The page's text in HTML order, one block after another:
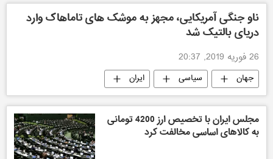
ناو جنگی آمریکایی، مجهز به موشک های تاماهاک وارد
دریای بالتیک شد
26 فوریه 2019, 20:37
جهان سیاسی ایران
مجلس ایران با تخصیص ارز 4200 تومانی
به کالاهای اساسی مخالفت کرد